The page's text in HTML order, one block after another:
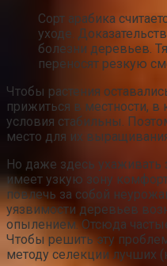
Сорт арабика
уходе.
болезни деревьев.
переносят резкую
Чтобы растения
прижиться в местности,
условия стабильны.
место для их
Но даже здесь ухаживать
имеет узкую зону
повлечь за собой
уязвимости деревьев
опылением. Отсюда
Чтобы решить эту
методу селекции лучших